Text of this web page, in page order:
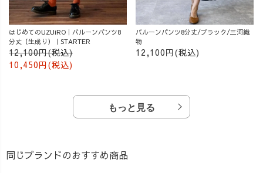
はじめてのUZUiRO｜バルーンパンツ8
分丈（生成り）｜STARTER
12,100円(税込)
10,450円(税込)
バルーンパンツ8分丈/ブラック/三河織
物
12,100円(税込)
もっと見る
同じブランドのおすすめ商品